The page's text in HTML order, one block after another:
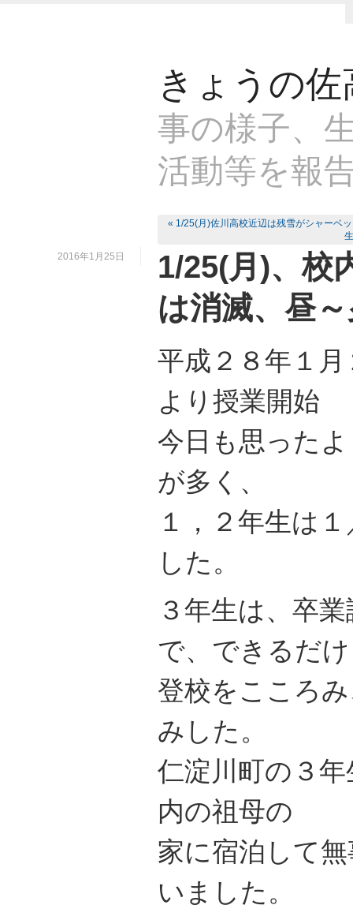
きょうの佐
事の様子、
活動等を報
« 1/25(月)佐川高校近辺は残雪がシャーベ
2016年1月25日
1/25(月)、校
は消滅、昼
平成２８年１
より授業開始
今日も思った
が多く、
１，２年生は
した。
３年生は、卒
で、できるだけ
登校をこころ
みした。
仁淀川町の３
内の祖母の
家に宿泊して
いました。